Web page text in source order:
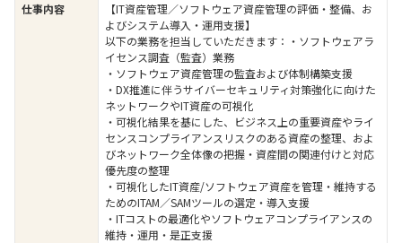
仕事内容
【IT資産管理／ソフトウェア資産管理の評価・整備、お
よびシステム導入・運用支援】
以下の業務を担当していただきます：・ソフトウェアラ
イセンス調査（監査）業務
・ソフトウェア資産管理の監査および体制構築支援
・DX推進に伴うサイバーセキュリティ対策強化に向けた
ネットワークやIT資産の可視化
・可視化結果を基にした、ビジネス上の重要資産やライ
センスコンプライアンスリスクのある資産の整理、およ
びネットワーク全体像の把握・資産間の関連付けと対応
優先度の整理
・可視化したIT資産/ソフトウェア資産を管理・維持する
ためのITAM／SAMツールの選定・導入支援
・ITコストの最適化やソフトウェアコンプライアンスの
維持・運用・是正支援